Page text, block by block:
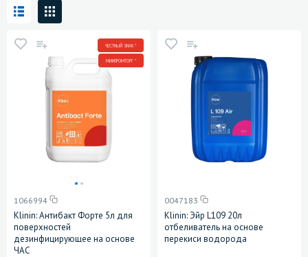
ЧЕСТНЫЙ ЗНАК *
МИНПРОМТОРГ *
1066994
Klinin: Антибакт Форте 5л для
поверхностей
дезинфицирующее на основе
ЧАС
0047183
Klinin: Эйр L109 20л
отбеливатель на основе
перекиси водорода